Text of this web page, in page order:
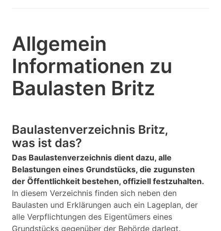
Allgemein
Informationen zu
Baulasten Britz
Baulastenverzeichnis Britz,
was ist das?
Das Baulastenverzeichnis dient dazu, alle
Belastungen eines Grundstücks, die zugunsten
der Öffentlichkeit bestehen, offiziell festzuhalten.
In diesem Verzeichnis finden sich neben den
Baulasten und Erklärungen auch ein Lageplan, der
alle Verpflichtungen des Eigentümers eines
Grundstücks gegenüber der Behörde darlegt.